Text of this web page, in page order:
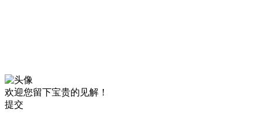
欢迎您留下宝贵的见解！
提交